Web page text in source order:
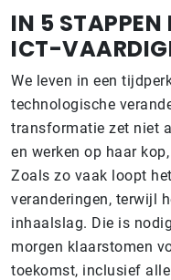
IN 5 STAPPEN
ICT-
We leven in een
technologische
transformatie zet niet
en werken op haar
Zoals zo vaak loopt
veranderingen, terwijl
inhaalslag. Die is
morgen klaarstomen
toekomst, inclusief